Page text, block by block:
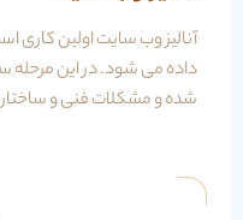
آنالیز وب سایت اولین کاری
داده می شود. در این مرحله
شده و مشکلات فنی و